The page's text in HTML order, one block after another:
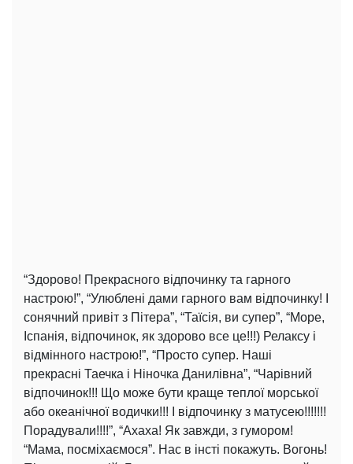
“Здорово! Прекрасного відпочинку та гарного
настрою!”, “Улюблені дами гарного вам відпочинку! І
сонячний привіт з Пітера”, “Таїсія, ви супер”, “Море,
Іспанія, відпочинок, як здорово все це!!!) Релаксу і
відмінного настрою!”, “Просто супер. Наші
прекрасні Таечка і Ніночка Данилівна”, “Чарівний
відпочинок!!! Що може бути краще теплої морської
або океанічної водички!!! І відпочинку з матусею!!!!!!!
Порадували!!!!”, “Ахаха! Як завжди, з гумором!
“Мама, посміхаємося”. Нас в інсті покажуть. Вогонь!